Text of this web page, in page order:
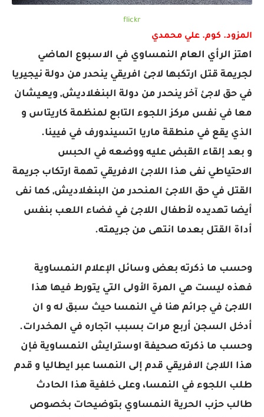
flickr
المزود. كوم. علي محمدي
اهتز الرأي العام النمساوي في الاسبوع الماضي
لجريمة قتل ارتكبها لاجئ افريقي ينحدر من دولة نيجيريا
في حق لاجئ آخر ينحدر من دولة البنغلاديش, ويعيشان
معا في نفس مركز اللجوء التابع لمنظمة كاريتاس و
الذي يقع في منطقة ماريا اتسيندورف في فيينا.
و بعد إلقاء القبض عليه ووضعه في الحبس
الاحتياطي نفى هذا اللاجئ الافريقي تهمة ارتكاب جريمة
القتل في حق اللاجئ المنحدر من البنغلاديش, كما نفى
أيضا تهديده لأطفال اللاجئ في فضاء اللعب بنفس
أداة القتل بعدما انتهى من جريمته.
وحسب ما ذكرته بعض وسائل الإعلام النمساوية
فهذه ليست هي المرة الأولى التي يتورط فيها هذا
اللاجئ في جرائم هنا في النمسا حيث سبق له و ان
أدخل السجن أربع مرات بسبب اتجاره في المخدرات.
وحسب ما ذكرته صحيفة اوسترايش النمساوية فإن
هذا اللاجئ الافريقي قدم إلى النمسا عبر ايطاليا و قدم
طلب اللجوء في النمسا، وعلى خلفية هذا الحادث
طالب حزب الحرية النمساوي بتوضيحات بخصوص